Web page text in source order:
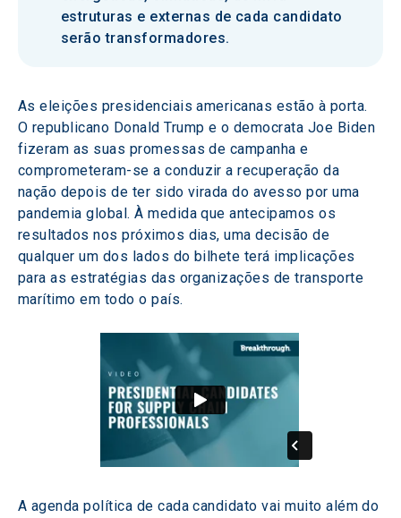
estruturas e externas de cada candidato
serão transformadores.
As eleições presidenciais americanas estão à porta.
O republicano Donald Trump e o democrata Joe Biden
fizeram as suas promessas de campanha e
comprometeram-se a conduzir a recuperação da
nação depois de ter sido virada do avesso por uma
pandemia global. À medida que antecipamos os
resultados nos próximos dias, uma decisão de
qualquer um dos lados do bilhete terá implicações
para as estratégias das organizações de transporte
marítimo em todo o país.
A agenda política de cada candidato vai muito além do